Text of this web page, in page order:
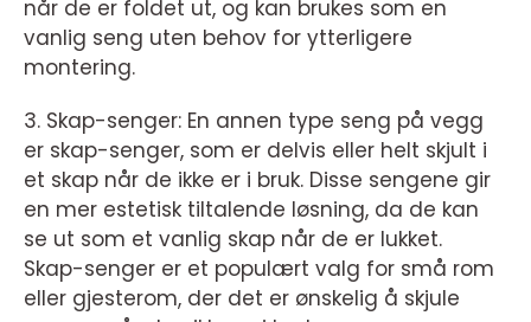
når de er foldet ut, og kan brukes som en
vanlig seng uten behov for ytterligere
montering.
3. Skap-senger: En annen type seng på vegg
er skap-senger, som er delvis eller helt skjult i
et skap når de ikke er i bruk. Disse sengene gir
en mer estetisk tiltalende løsning, da de kan
se ut som et vanlig skap når de er lukket.
Skap-senger er et populært valg for små rom
eller gjesterom, der det er ønskelig å skjule